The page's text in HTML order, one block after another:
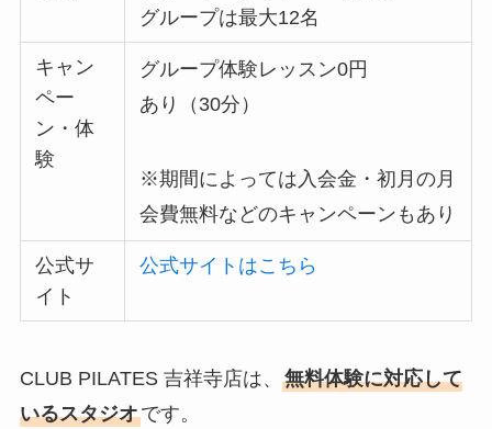
グループは最大12名
キャン
ペー
ン・体
験
グループ体験レッスン0円
あり（30分）
※期間によっては入会金・初月の月
会費無料などのキャンペーンもあり
公式サ
イト
公式サイトはこちら
CLUB PILATES 吉祥寺店は、 無料体験に対応して
いるスタジオです。